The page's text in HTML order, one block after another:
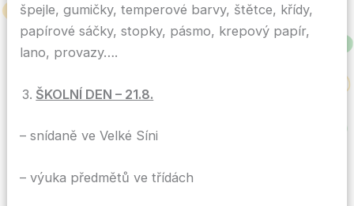
špejle, gumičky, temperové barvy, štětce, křídy,
papírové sáčky, stopky, pásmo, krepový papír,
lano, provazy….
ŠKOLNÍ DEN – 21.8.
– snídaně ve Velké Síni
– výuka předmětů ve třídách